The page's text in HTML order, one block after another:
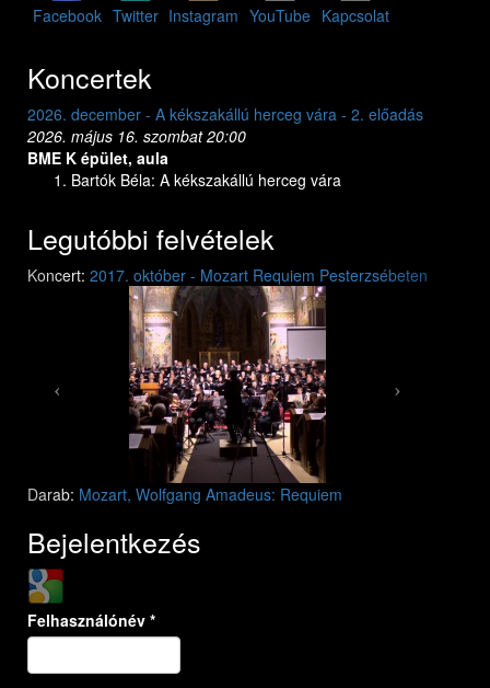
Facebook Twitter Instagram YouTube Kapcsolat
Koncertek
- 2. előadás2026. december - A kékszakállú herceg vára - 1.
2026. május 15. péntek 20:00
BME K épület, aula
Bartók Béla: A kékszakállú herceg vára
Legutóbbi felvételek
Koncert: 2017. október - Mozart Requiem Pesterzsébeten
Mozart: Requiem
Mozart: Requiem
Darab: Mozart, Wolfgang Amadeus: Requiem
Previous Next
Bejelentkezés
Login with Google
Felhasználónév *